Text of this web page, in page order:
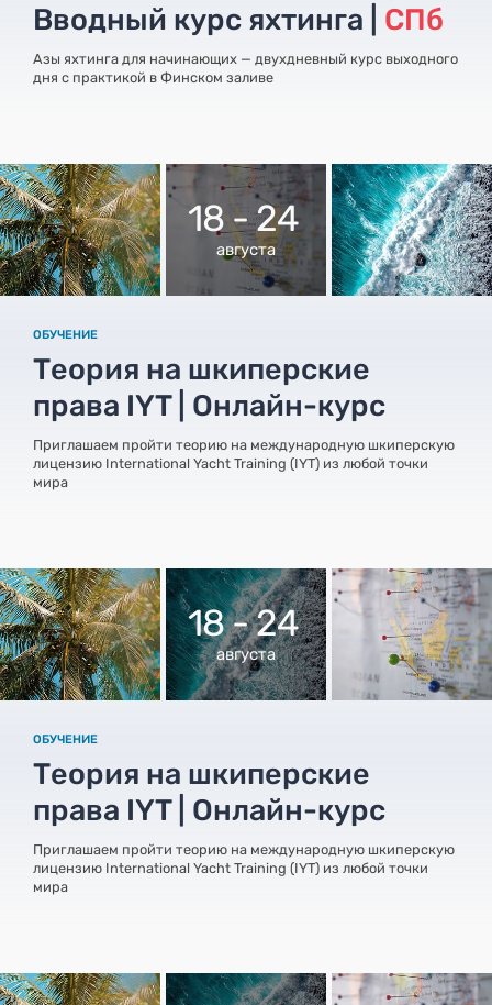
Вводный курс яхтинга | СПб
Азы яхтинга для начинающих — двухдневный курс выходного
дня с практикой в Финском заливе
18 - 24
августа
ОБУЧЕНИЕ
Теория на шкиперские
права IYT | Онлайн-курс
Приглашаем пройти теорию на международную шкиперскую
лицензию International Yacht Training (IYT) из любой точки
мира
18 - 24
августа
ОБУЧЕНИЕ
Теория на шкиперские
права IYT | Онлайн-курс
Приглашаем пройти теорию на международную шкиперскую
лицензию International Yacht Training (IYT) из любой точки
мира